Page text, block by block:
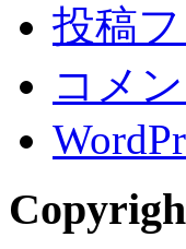
投稿
コメ